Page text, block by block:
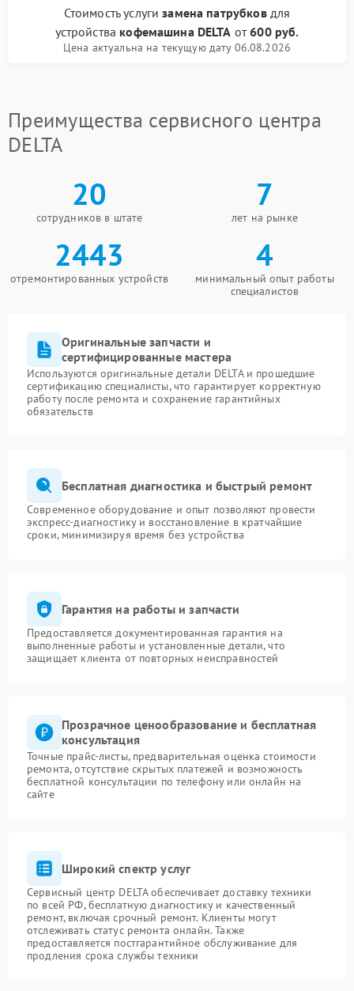
Стоимость услугизамена патрубковдля
устройства кофемашина DELTA от600 руб.
Цена актуальна на текущую дату 06.08.2026
Преимущества сервисного центра
DELTA
20
сотрудников в штате
7
лет на рынке
2443
отремонтированных устройств
4
минимальный опыт работы
специалистов
Оригинальные запчасти и
сертифицированные мастера
Используются оригинальные детали DELTA и прошедшие
сертификацию специалисты, что гарантирует корректную
работу после ремонта и сохранение гарантийных
обязательств
Бесплатная диагностика и быстрый ремонт
Современное оборудование и опыт позволяют провести
экспресс-диагностику и восстановление в кратчайшие
сроки, минимизируя время без устройства
Гарантия на работы и запчасти
Предоставляется документированная гарантия на
выполненные работы и установленные детали, что
защищает клиента от повторных неисправностей
Прозрачное ценообразование и бесплатная
консультация
Точные прайс-листы, предварительная оценка стоимости
ремонта, отсутствие скрытых платежей и возможность
бесплатной консультации по телефону или онлайн на
сайте
Широкий спектр услуг
Сервисный центр DELTA обеспечивает доставку техники
по всей РФ, бесплатную диагностику и качественный
ремонт, включая срочный ремонт. Клиенты могут
отслеживать статус ремонта онлайн. Также
предоставляется постгарантийное обслуживание для
продления срока службы техники